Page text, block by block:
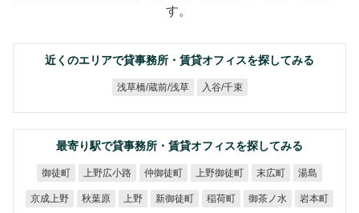
す。
近くのエリアで貸事務所・賃貸オフィスを探してみる
浅草橋/蔵前/浅草 入谷/千束
最寄り駅で貸事務所・賃貸オフィスを探してみる
御徒町 上野広小路 仲御徒町 上野御徒町 末広町 湯島
京成上野 秋葉原 上野 新御徒町 稲荷町 御茶ノ水 岩本町